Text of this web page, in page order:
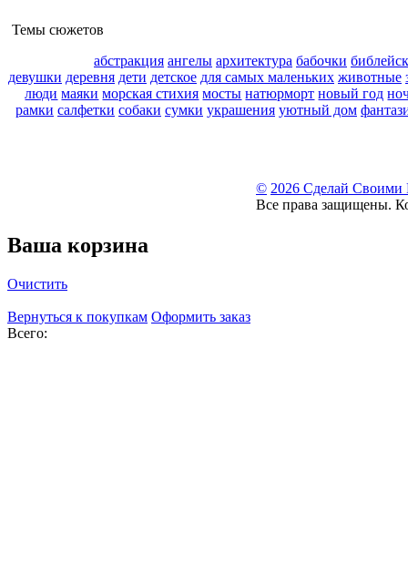
Темы сюжетов
абстракция ангелы архитектура бабочки
девушки деревня дети детское для самых маленьких животные
люди маяки морская стихия мосты натюрморт новый год
рамки салфетки собаки сумки украшения уютный дом
© 2026 Сделай Своими
Все права защищены.
Ваша корзина
Очистить
Вернуться к покупкам Оформить заказ
Всего: